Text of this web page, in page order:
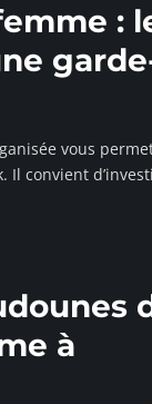
:
vous
Il convient
à